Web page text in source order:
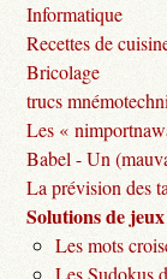
Informatique
Recettes de
Bricolage
trucs
Les «
Babel - Un
La prévision des
Solutions de jeux
Les mots